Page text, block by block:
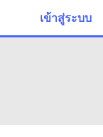
เข้าสู่ระบบ